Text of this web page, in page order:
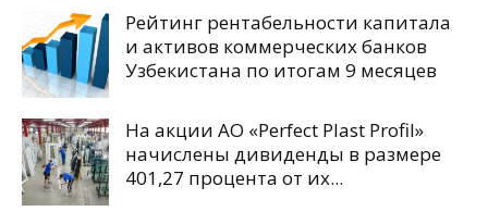
Рейтинг рентабельности капитала
и активов коммерческих банков
Узбекистана по итогам 9 месяцев
На акции АО «Perfect Plast Profil»
начислены дивиденды в размере
401,27 процента от их...